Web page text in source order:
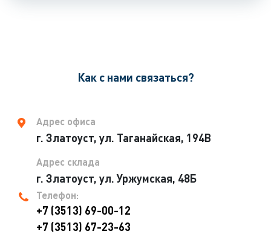
Как с нами связаться?
Адрес офиса
г. Златоуст, ул. Таганайская, 194В
Адрес склада
г. Златоуст, ул. Уржумская, 48Б
Телефон:
+7 (3513) 69-00-12
+7 (3513) 67-23-63